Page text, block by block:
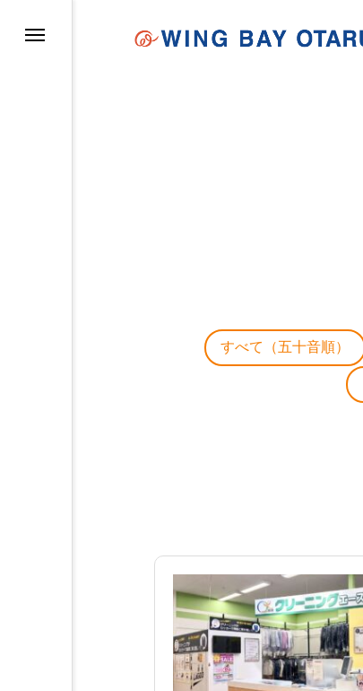
すべて（五十音順）